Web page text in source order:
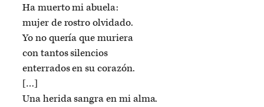
Ha muerto mi abuela:
mujer de rostro olvidado.
Yo no quería que muriera
con tantos silencios
enterrados en su corazón.
[…]
Una herida sangra en mi alma.